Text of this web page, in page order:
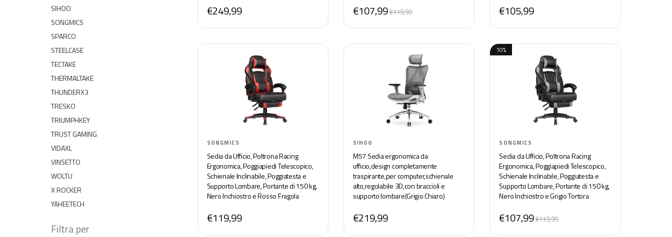
SIHOO
SONGMICS
SPARCO
STEELCASE
TECTAKE
THERMALTAKE
THUNDERX3
TRESKO
TRIUMPHKEY
TRUST GAMING
VIDAXL
VINSETTO
WOLTU
X ROCKER
YAHEETECH
Filtra per
€249,99 €107,99€119,99 €105,99
SONGMICS
Sedia da Ufficio, Poltrona Racing
Ergonomica, Poggiapiedi Telescopico,
Schienale Inclinabile, Poggiatesta e
Supporto Lombare, Portante di 150 kg,
Nero Inchiostro e Rosso Fragola
€119,99
SIHOO
M57 Sedia ergonomica da
ufficio,design completamente
traspirante,per computer,schienale
alto,regolabile 3D,con braccioli e
supporto lombare(Grigio Chiaro)
€219,99
SONGMICS
Sedia da Ufficio, Poltrona Racing
Ergonomica, Poggiapiedi Telescopico,
Schienale Inclinabile, Poggiatesta e
Supporto Lombare, Portante di 150 kg,
Nero Inchiostro e Grigio Tortora
€107,99€119,99
10%